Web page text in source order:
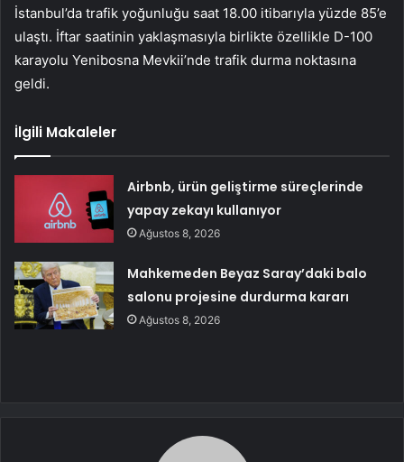
İstanbul’da trafik yoğunluğu saat 18.00 itibarıyla yüzde 85’e
ulaştı. İftar saatinin yaklaşmasıyla birlikte özellikle D-100
karayolu Yenibosna Mevkii’nde trafik durma noktasına
geldi.
İlgili Makaleler
Airbnb, ürün geliştirme süreçlerinde
yapay zekayı kullanıyor
Ağustos 8, 2026
Mahkemeden Beyaz Saray’daki balo
salonu projesine durdurma kararı
Ağustos 8, 2026